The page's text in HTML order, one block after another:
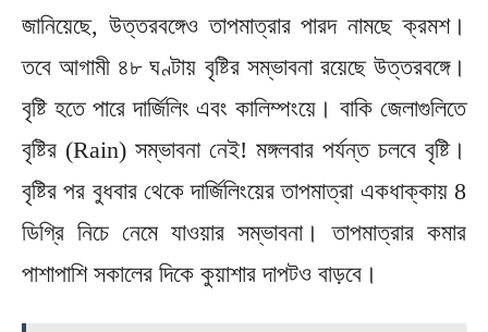
জানিয়েছে, উত্তরবঙ্গেও তাপমাত্রার পারদ নামছে ক্রমশ।
তবে আগামী ৪৮ ঘণ্টায় বৃষ্টির সম্ভাবনা রয়েছে উত্তরবঙ্গে।
বৃষ্টি হতে পারে দার্জিলিং এবং কালিম্পংয়ে। বাকি জেলাগুলিতে
বৃষ্টির (Rain) সম্ভাবনা নেই! মঙ্গলবার পর্যন্ত চলবে বৃষ্টি।
বৃষ্টির পর বুধবার থেকে দার্জিলিংয়ের তাপমাত্রা একধাক্কায় 8
ডিগ্রি নিচে নেমে যাওয়ার সম্ভাবনা। তাপমাত্রার কমার
পাশাপাশি সকালের দিকে কুয়াশার দাপটও বাড়বে।